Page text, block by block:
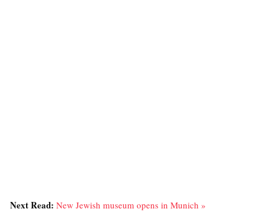
Next Read: New Jewish museum opens in Munich »